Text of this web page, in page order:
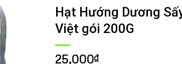
Hạt Hướng Dương
Việt gói 200G
25,000₫